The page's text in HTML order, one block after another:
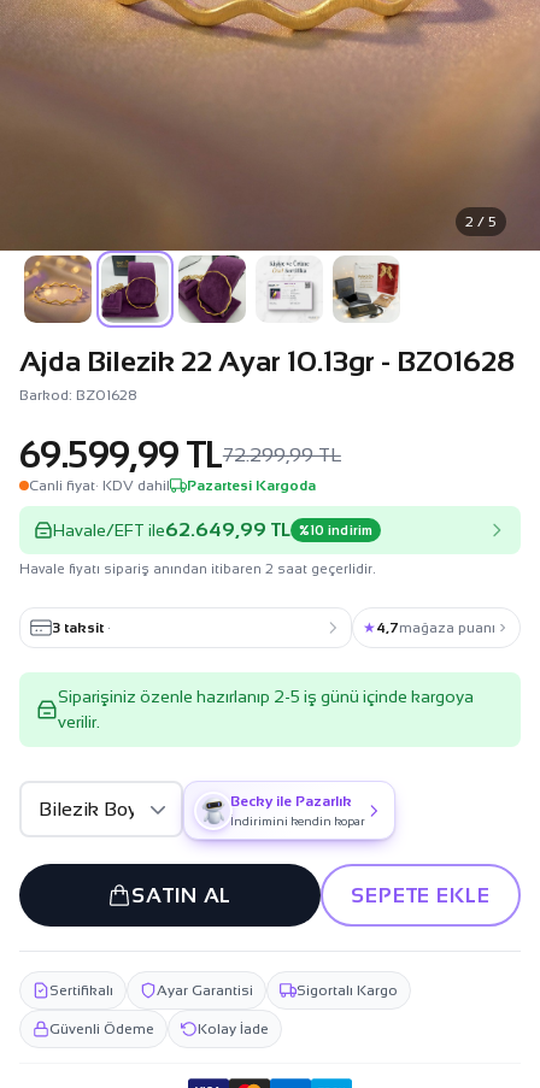
2 / 5
Ajda Bilezik 22 Ayar 10.13gr - BZ01628
Barkod: BZ01628
69.599,99 TL72.299,99 TL
Canli fiyat· KDV dahil Pazartesi Kargoda
Havale/EFT ile62.649,99 TL %10 indirim
Havale fiyatı sipariş anından itibaren 2 saat geçerlidir.
3 taksit · ★4,7mağaza puanı
Siparişiniz özenle hazırlanıp 2-5 iş günü içinde kargoya
verilir.
Becky ile Pazarlık
İndirimini kendin kopar
SATIN AL SEPETE EKLE
Sertifikalı Ayar Garantisi Sigortalı Kargo
Güvenli Ödeme Kolay İade